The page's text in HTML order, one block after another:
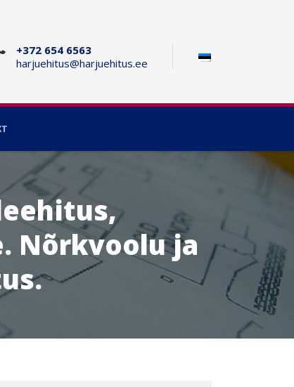
+372 654 6563
harjuehitus@harjuehitus.ee
Nõrkvoolu ja